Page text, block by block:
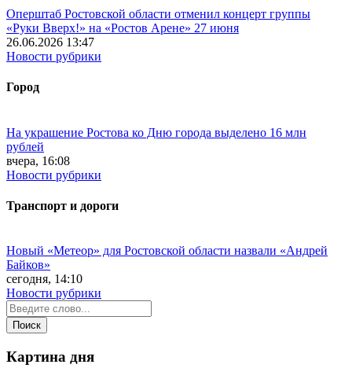
Оперштаб Ростовской области отменил концерт группы
«Руки Вверх!» на «Ростов Арене» 27 июня
26.06.2026 13:47
Новости рубрики
Город
На украшение Ростова ко Дню города выделено 16 млн
рублей
вчера, 16:08
Новости рубрики
Транспорт и дороги
Новый «Метеор» для Ростовской области назвали «Андрей
Байков»
сегодня, 14:10
Новости рубрики
Картина дня